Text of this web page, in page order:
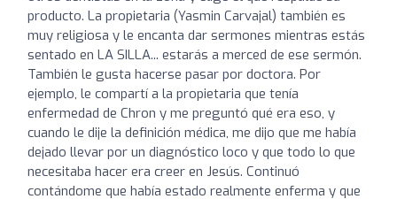
producto. La propietaria (Yasmin Carvajal) también es
muy religiosa y le encanta dar sermones mientras estás
sentado en LA SILLA... estarás a merced de ese sermón.
También le gusta hacerse pasar por doctora. Por
ejemplo, le compartí a la propietaria que tenía
enfermedad de Chron y me preguntó qué era eso, y
cuando le dije la definición médica, me dijo que me había
dejado llevar por un diagnóstico loco y que todo lo que
necesitaba hacer era creer en Jesús. Continuó
contándome que había estado realmente enferma y que